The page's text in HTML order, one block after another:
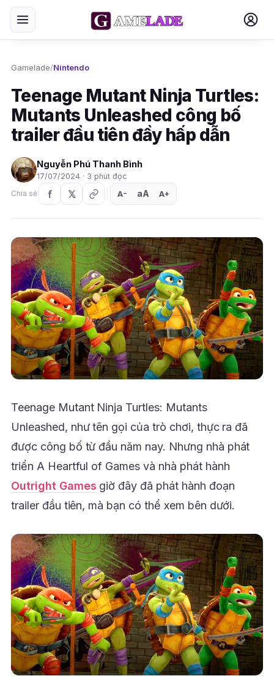
Gamelade/Nintendo
Teenage Mutant Ninja Turtles:
Mutants Unleashed công bố
trailer đầu tiên đầy hấp dẫn
Nguyễn Phú Thanh Bình
17/07/2024 · 3 phút đọc
Chia sẻ
A− aA A+
Teenage Mutant Ninja Turtles: Mutants
Unleashed, như tên gọi của trò chơi, thực ra đã
được công bố từ đầu năm nay. Nhưng nhà phát
triển A Heartful of Games và nhà phát hành
Outright Games giờ đây đã phát hành đoạn
trailer đầu tiên, mà bạn có thể xem bên dưới.